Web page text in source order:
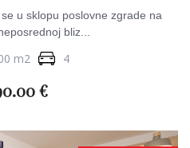
u sklopu poslovne zgrade na
bliz...
m2 4
€